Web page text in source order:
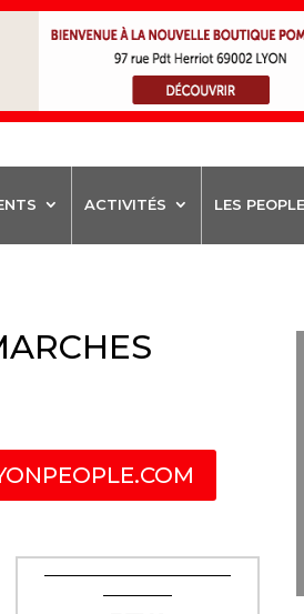
ACTIVITÉS LES